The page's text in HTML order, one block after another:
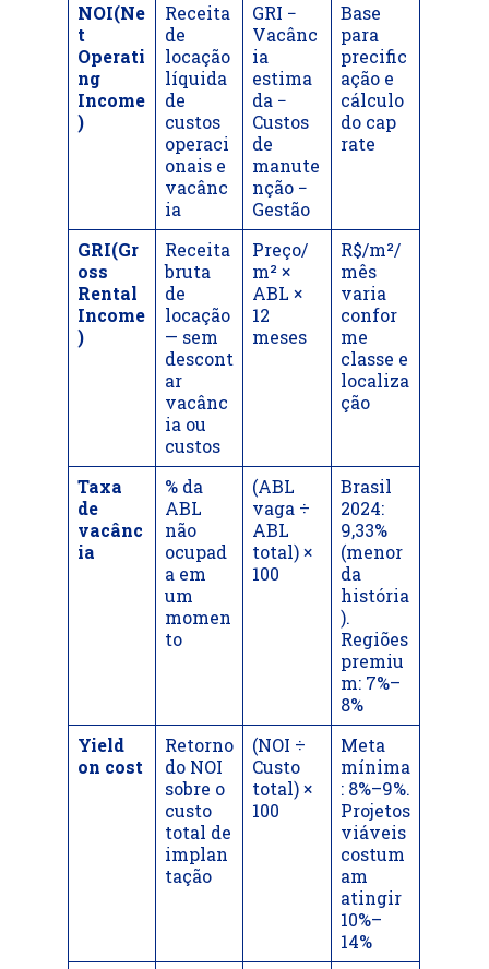
NOI(Ne
t
Operati
ng
Income
)
Receita
de
locação
líquida
de
custos
operaci
onais e
vacânc
ia
GRI −
Vacânc
ia
estima
da −
Custos
de
manute
nção −
Gestão
Base
para
precific
ação e
cálculo
do cap
rate
GRI(Gr
oss
Rental
Income
)
Receita
bruta
de
locação
— sem
descont
ar
vacânc
ia ou
custos
Preço/
m² ×
ABL ×
12
meses
R$/m²/
mês
varia
confor
me
classe e
localiza
ção
Taxa
de
vacânc
ia
% da
ABL
não
ocupad
a em
um
momen
to
(ABL
vaga ÷
ABL
total) ×
100
Brasil
2024:
9,33%
(menor
da
história
).
Regiões
premiu
m: 7%–
8%
Yield
on cost
Retorno
do NOI
sobre o
custo
total de
implan
tação
(NOI ÷
Custo
total) ×
100
Meta
mínima
: 8%–9%.
Projetos
viáveis
costum
am
atingir
10%–
14%